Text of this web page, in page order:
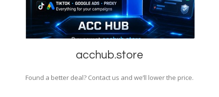
acchub.store
Found a better deal? Contact us and we’ll lower the price.